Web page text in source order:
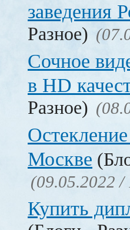
заведения
Разное)
Сочное
в HD
Разное)
Москве
(09.05.2022 /
Купить